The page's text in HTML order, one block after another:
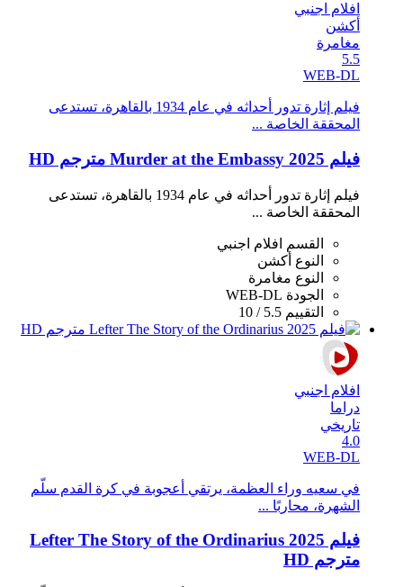
افلام اجنبي
أكشن
مغامرة
5.5
WEB-DL
فيلم إثارة تدور أحداثه في عام 1934 بالقاهرة، تستدعى
المحققة الخاصة ...
فيلم Murder at the Embassy 2025 مترجم HD
فيلم إثارة تدور أحداثه في عام 1934 بالقاهرة، تستدعى
المحققة الخاصة ...
القسم
افلام اجنبي
النوع أكشن
النوع مغامرة
الجودة WEB-DL
التقييم 5.5 / 10
افلام اجنبي
دراما
تاريخي
4.0
WEB-DL
في سعيه وراء العظمة، يرتقي أعجوبة في كرة القدم سلّم
الشهرة، محاربًا ...
فيلم Lefter The Story of the Ordinarius 2025
مترجم HD